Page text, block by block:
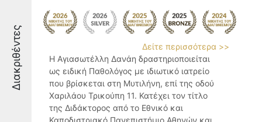
Διακριθέντες
Δείτε περισσότερα >>
Η Αγιασωτέλλη Δανάη δραστηριοποιείται
ως ειδική Παθολόγος με ιδιωτικό ιατρείο
που βρίσκεται στη Μυτιλήνη, επί της οδού
Χαριλάου Τρικούπη 11. Κατέχει τον τίτλο
της Διδάκτορος από το Εθνικό και
Καποδιστριακό Πανεπιστήμιο Αθηνών και